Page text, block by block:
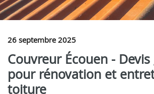
26 septembre 2025
Couvreur Écouen -
pour rénovation et
toiture